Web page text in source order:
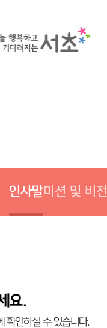
인사말미션 및 비전
요.
확인하실 수 있습니다.